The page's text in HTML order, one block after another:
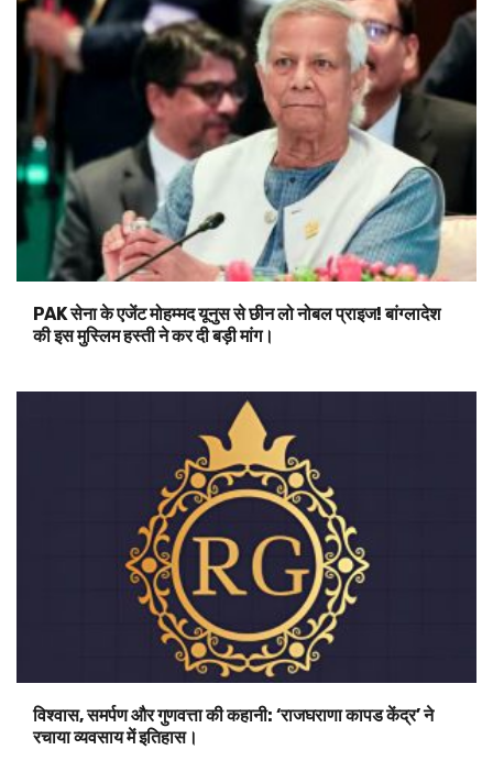
PAK सेना के एजेंट मोहम्मद यूनुस से छीन लो नोबल प्राइज! बांग्लादेश
की इस मुस्लिम हस्ती ने कर दी बड़ी मांग।
विश्वास, समर्पण और गुणवत्ता की कहानी: ‘राजघराणा कापड केंद्र’ ने
रचाया व्यवसाय में इतिहास।